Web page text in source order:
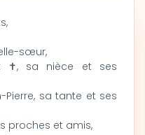
sœur,
✝, sa nièce et ses
Pierre, sa tante et ses
proches et amis,